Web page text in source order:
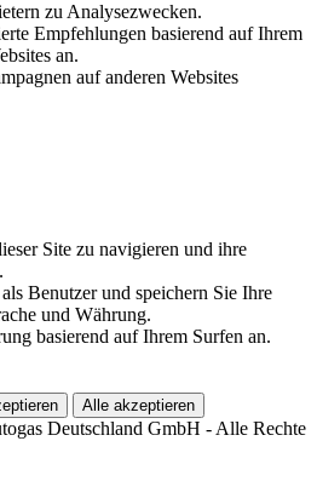
zu Analysezwecken.
Empfehlungen basierend auf Ihrem
an.
auf anderen Websites
Site zu navigieren und ihre
Benutzer und speichern Sie Ihre
und Währung.
basierend auf Ihrem Surfen an.
Alle akzeptieren
Deutschland GmbH - Alle Rechte